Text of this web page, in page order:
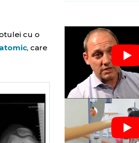
cu o
, care